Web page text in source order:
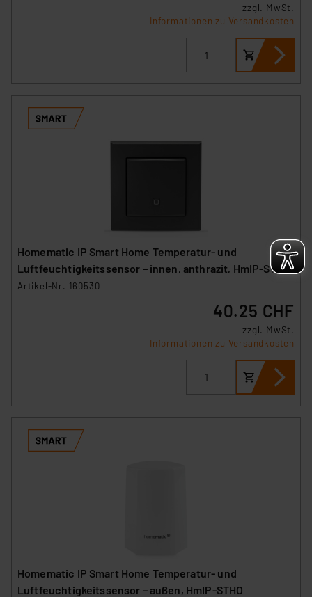
zzgl. MwSt.
Informationen zu Versandkosten
Homematic IP Smart Home Temperatur- und
Luftfeuchtigkeitssensor – innen, anthrazit, HmIP-STH-
A
Artikel-Nr. 160530
40.25 CHF
zzgl. MwSt.
Informationen zu Versandkosten
Homematic IP Smart Home Temperatur- und
Luftfeuchtigkeitssensor – außen, HmIP-STHO